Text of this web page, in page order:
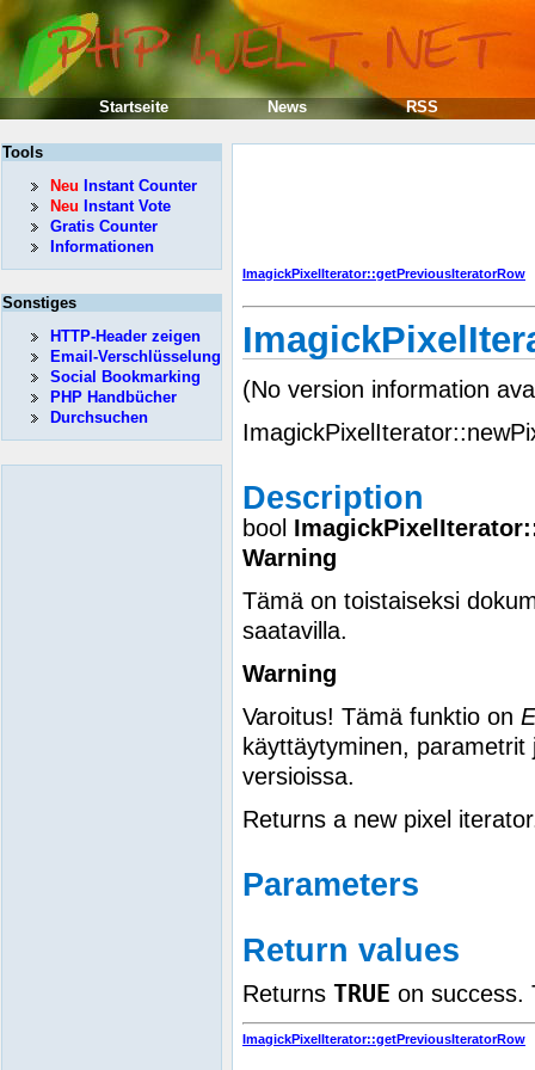
ImagickPixelIterator::getPreviousIteratorRow
(No version information
Description
bool
Warning
Tämä on toistaiseksi
saatavilla.
Warning
Varoitus! Tämä funktio on
käyttäytyminen,
versioissa.
Returns a new pixel
Parameters
Return values
Returns TRUE on success.
ImagickPixelIterator::getPreviousIteratorRow
Tools
Neu Instant Counter
Neu Instant Vote
Gratis Counter
Informationen
Sonstiges
HTTP-Header zeigen
Email-Verschlüsselung
Social Bookmarking
PHP Handbücher
Durchsuchen
Startseite News RSS